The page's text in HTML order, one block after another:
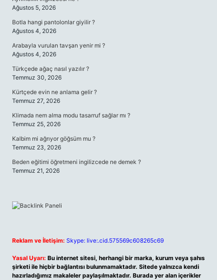
Ağustos 5, 2026
Botla hangi pantolonlar giyilir ?
Ağustos 4, 2026
Arabayla vurulan tavşan yenir mi ?
Ağustos 4, 2026
Türkçede ağaç nasıl yazılır ?
Temmuz 30, 2026
Kürtçede evin ne anlama gelir ?
Temmuz 27, 2026
Klimada nem alma modu tasarruf sağlar mı ?
Temmuz 25, 2026
Kalbim mi ağrıyor göğsüm mu ?
Temmuz 23, 2026
Beden eğitimi öğretmeni ingilizcede ne demek ?
Temmuz 21, 2026
Reklam ve İletişim: Skype: live:.cid.575569c608265c69
Yasal Uyarı: Bu internet sitesi, herhangi bir marka, kurum veya şahıs
şirketi ile hiçbir bağlantısı bulunmamaktadır. Sitede yalnızca kendi
hazırladığımız makaleler paylaşılmaktadır. Burada yer alan içerikler